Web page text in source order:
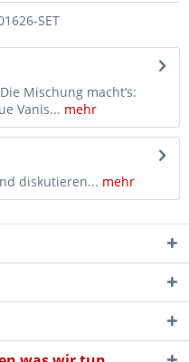
SET
Mischung macht‘s:
Vanis... mehr
diskutieren... mehr